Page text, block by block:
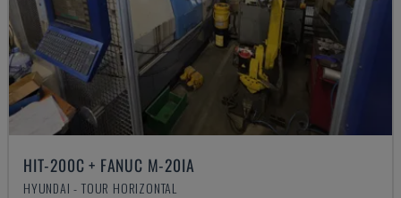
HIT-200C + FANUC M-20IA
HYUNDAI - TOUR HORIZONTAL